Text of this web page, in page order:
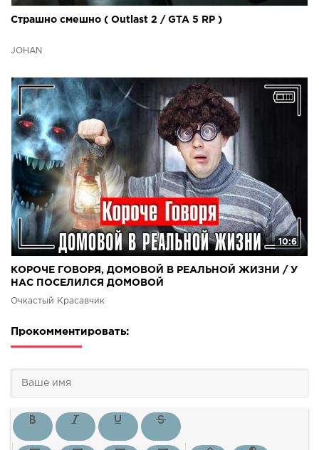
Страшно смешно ( Outlast 2 / GTA 5 RP )
JOHAN
10:6
КОРОЧЕ ГОВОРЯ, ДОМОВОЙ В РЕАЛЬНОЙ ЖИЗНИ / У
НАС ПОСЕЛИЛСЯ ДОМОВОЙ
Очкастый Красавчик
Прокомментировать: